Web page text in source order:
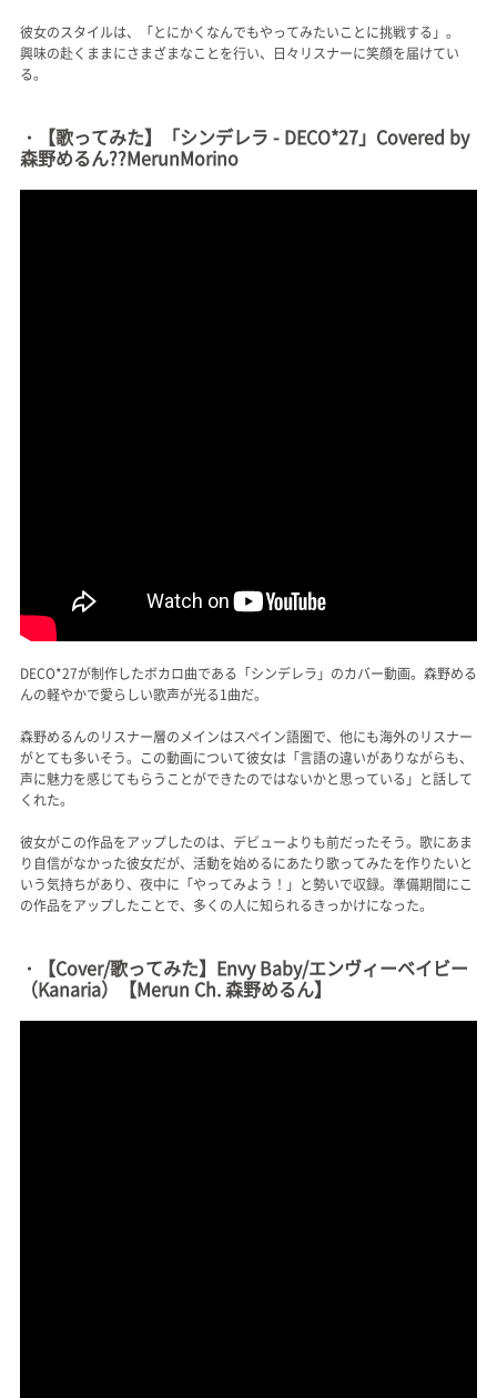
彼女のスタイルは、「とにかくなんでもやってみたいことに挑戦する」。
興味の赴くままにさまざまなことを行い、日々リスナーに笑顔を届けてい
る。
・【歌ってみた】「シンデレラ - DECO*27」Covered by
森野めるん??MerunMorino
DECO*27が制作したボカロ曲である「シンデレラ」のカバー動画。森野める
んの軽やかで愛らしい歌声が光る1曲だ。
森野めるんのリスナー層のメインはスペイン語圏で、他にも海外のリスナー
がとても多いそう。この動画について彼女は「言語の違いがありながらも、
声に魅力を感じてもらうことができたのではないかと思っている」と話して
くれた。
彼女がこの作品をアップしたのは、デビューよりも前だったそう。歌にあま
り自信がなかった彼女だが、活動を始めるにあたり歌ってみたを作りたいと
いう気持ちがあり、夜中に「やってみよう！」と勢いで収録。準備期間にこ
の作品をアップしたことで、多くの人に知られるきっかけになった。
・【Cover/歌ってみた】Envy Baby/エンヴィーベイビー
（Kanaria）【Merun Ch. 森野めるん】